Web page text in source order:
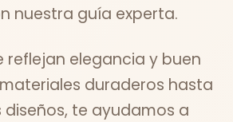
nuestra guía experta.
reflejan elegancia y buen
duraderos hasta
diseños, te ayudamos a